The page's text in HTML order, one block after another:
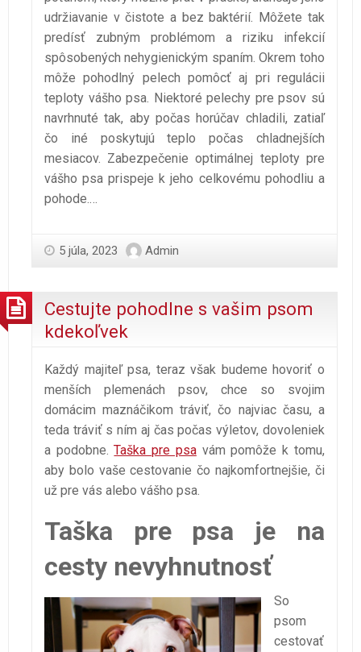
udržiavanie v čistote a bez baktérií. Môžete tak
predísť zubným problémom a riziku infekcií
spôsobených nehygienickým spaním. Okrem toho
môže pohodlný pelech pomôcť aj pri regulácii
teploty vášho psa. Niektoré pelechy pre psov sú
navrhnuté tak, aby počas horúčav chladili, zatiaľ
čo iné poskytujú teplo počas chladnejších
mesiacov. Zabezpečenie optimálnej teploty pre
vášho psa prispeje k jeho celkovému pohodliu a
pohode.
5 júla, 2023 Admin
Cestujte pohodlne s vašim psom
kdekoľvek
Každý majiteľ psa, teraz však budeme hovoriť o
menších plemenách psov, chce so svojim
domácim maznáčikom tráviť, čo najviac času, a
teda tráviť s ním aj čas počas výletov, dovoleniek
a podobne.Taška pre psavám pomôže k tomu,
aby bolo vaše cestovanie čo najkomfortnejšie, či
už pre vás alebo vášho psa.
Taška pre psa je na
cesty nevyhnutnosť
So
psom
cestovať